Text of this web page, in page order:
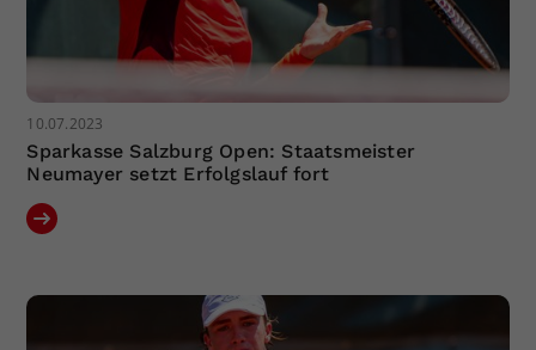
10.07.2023
Sparkasse Salzburg Open: Staatsmeister
Neumayer setzt Erfolgslauf fort